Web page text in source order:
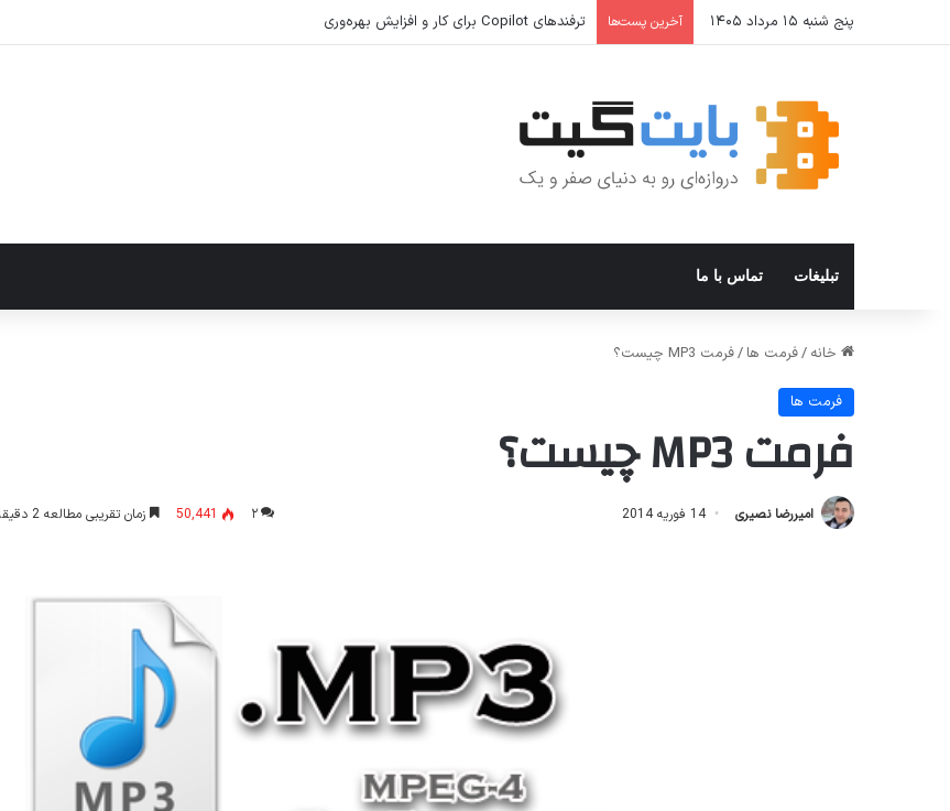
پنج شنبه ۱۵ مرداد ۱۴۰۵ آخرین پست‌ها ترفندهای Copilot برای کار و افزایش بهره‌وری
تبلیغات تماس با ما
خانه /فرمت ها /فرمت MP3 چیست؟
فرمت ها
فرمت MP3 چیست؟
امیررضا نصیری 14 فوریه 2014 ۲ 50,441 زمان تقریبی مطالعه 2 دقیقه